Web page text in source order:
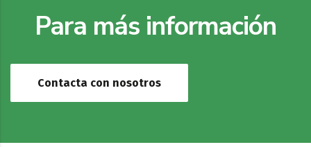
Para más información
Contacta con nosotros